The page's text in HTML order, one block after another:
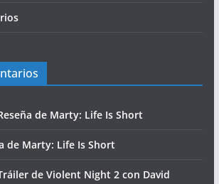
de Marty: Life Is Short
de Marty: Life Is Short
de Violent Night 2 con David